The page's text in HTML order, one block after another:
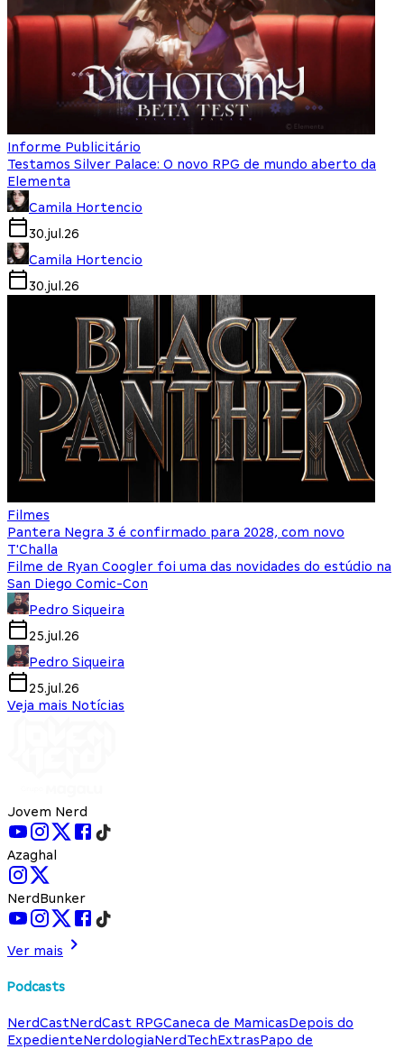
Informe Publicitário
Testamos Silver Palace: O novo RPG de mundo aberto da
Elementa
Camila Hortencio
30.jul.26
Camila Hortencio
30.jul.26
Filmes
Pantera Negra 3 é confirmado para 2028, com novo
T'Challa
Filme de Ryan Coogler foi uma das novidades do estúdio na
San Diego Comic-Con
Pedro Siqueira
25.jul.26
Pedro Siqueira
25.jul.26
Veja mais Notícias
Jovem Nerd
Azaghal
NerdBunker
Ver mais
Podcasts
NerdCastNerdCast RPGCaneca de MamicasDepois do
ExpedienteNerdologiaNerdTechExtrasPapo de